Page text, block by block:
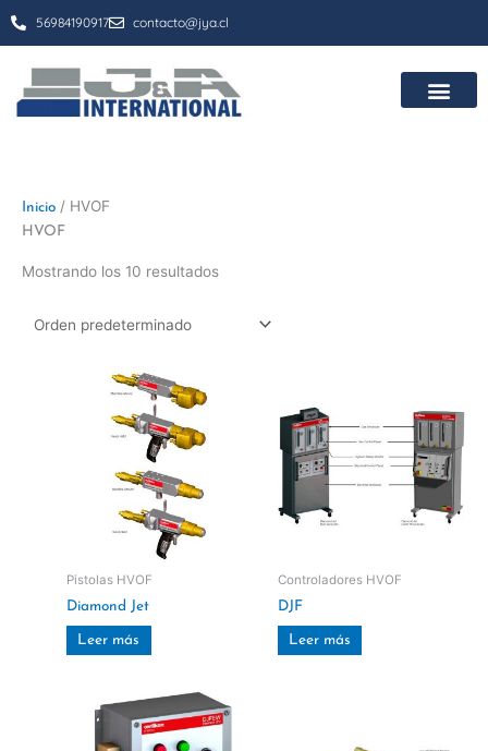
56984190917 contacto@jya.cl
Inicio / HVOF
HVOF
Mostrando los 10 resultados
Pistolas HVOF
Diamond Jet
Leer más
Controladores HVOF
DJF
Leer más